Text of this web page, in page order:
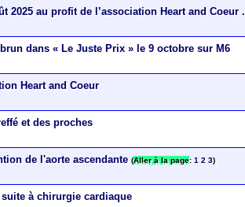
2025 au profit de l’association Heart and Coeur .
dans « Le Juste Prix » le 9 octobre sur M6
Heart and Coeur
et des proches
de l'aorte ascendante (Aller à la page:1 2 3)
à chirurgie cardiaque